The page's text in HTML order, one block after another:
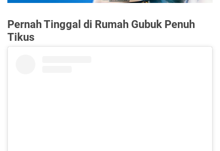
Pernah Tinggal di Rumah Gubuk Penuh
Tikus